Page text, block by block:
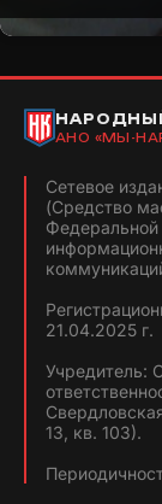
АНО «МЫ-
Сетевое
(Средство
Федеральной
21.04.2025 г.
Учредитель:
13, кв. 103).